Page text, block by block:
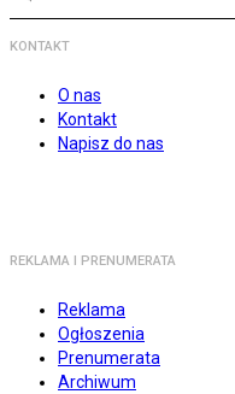
KONTAKT
O nas
Kontakt
Napisz do nas
REKLAMA I PRENUMERATA
Reklama
Ogłoszenia
Prenumerata
Archiwum